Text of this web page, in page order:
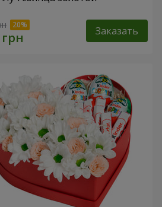
Заказать